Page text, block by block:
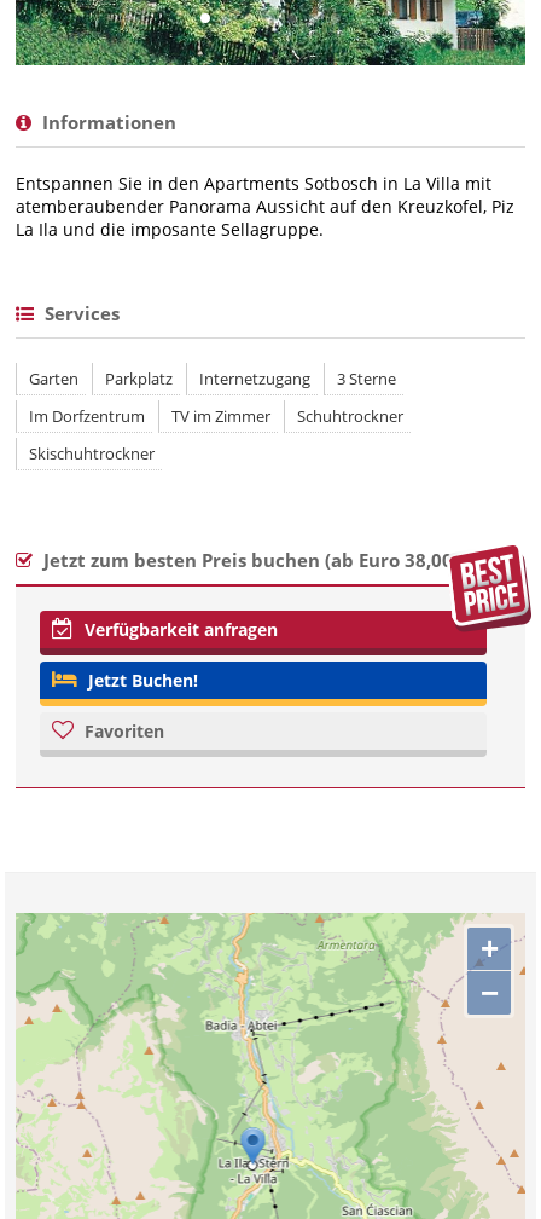
Informationen
Entspannen Sie in den Apartments Sotbosch in La Villa mit
atemberaubender Panorama Aussicht auf den Kreuzkofel, Piz
La Ila und die imposante Sellagruppe.
Services
Garten Parkplatz Internetzugang
3 Sterne
Im Dorfzentrum
TV im Zimmer
Schuhtrockner
Skischuhtrockner
Jetzt zum besten Preis buchen (ab Euro 38,00)
Verfügbarkeit anfragen
Jetzt Buchen!
Favoriten
+
−